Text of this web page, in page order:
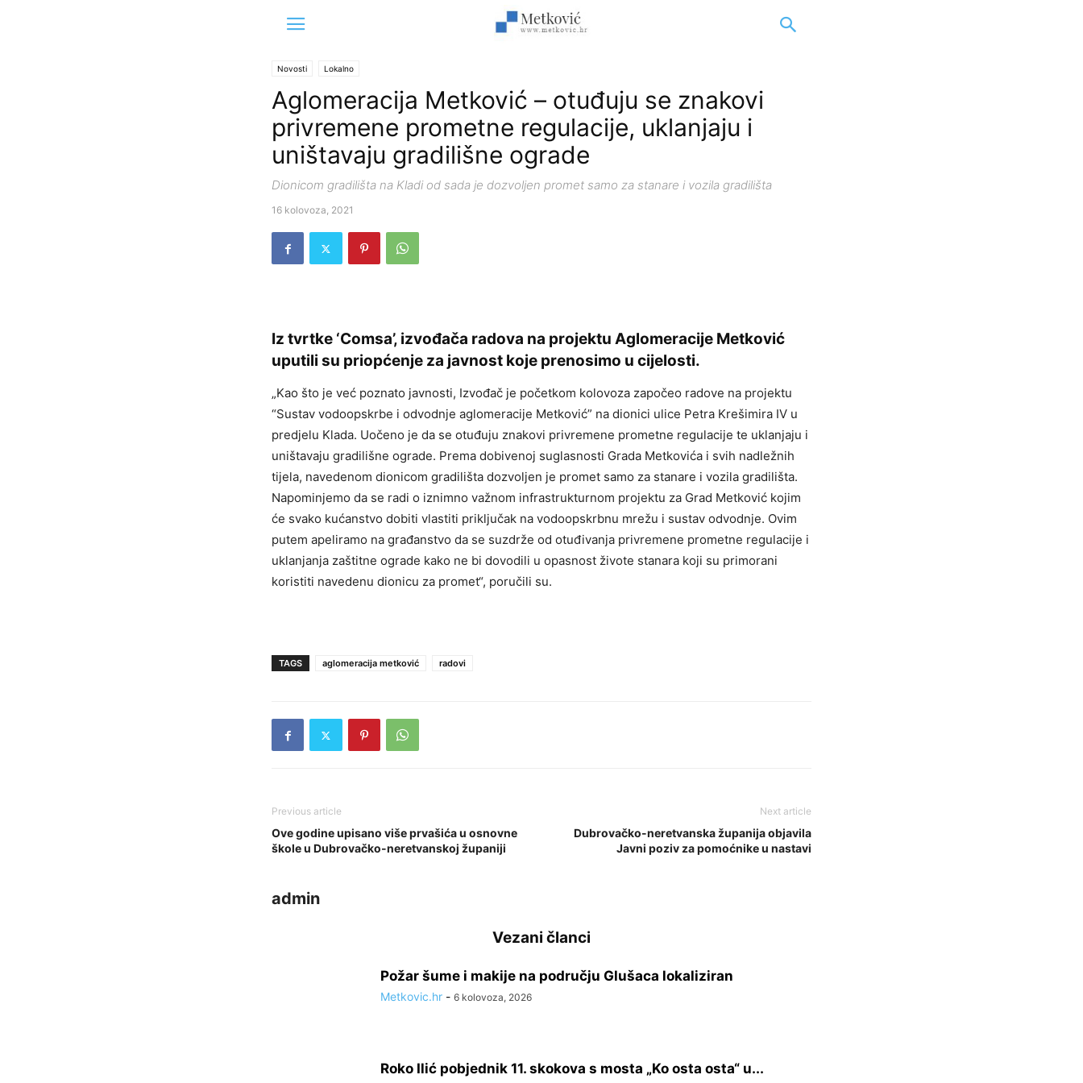
Novosti Lokalno
Aglomeracija Metković – otuđuju se znakovi
privremene prometne regulacije, uklanjaju i
uništavaju gradilišne ograde
Dionicom gradilišta na Kladi od sada je dozvoljen promet samo za stanare i vozila gradilišta
16 kolovoza, 2021
Iz tvrtke ‘Comsa’, izvođača radova na projektu Aglomeracije Metković
uputili su priopćenje za javnost koje prenosimo u cijelosti.
„Kao što je već poznato javnosti, Izvođač je početkom kolovoza započeo radove na projektu
“Sustav vodoopskrbe i odvodnje aglomeracije Metković” na dionici ulice Petra Krešimira IV u
predjelu Klada. Uočeno je da se otuđuju znakovi privremene prometne regulacije te uklanjaju i
uništavaju gradilišne ograde. Prema dobivenoj suglasnosti Grada Metkovića i svih nadležnih
tijela, navedenom dionicom gradilišta dozvoljen je promet samo za stanare i vozila gradilišta.
Napominjemo da se radi o iznimno važnom infrastrukturnom projektu za Grad Metković kojim
će svako kućanstvo dobiti vlastiti priključak na vodoopskrbnu mrežu i sustav odvodnje. Ovim
putem apeliramo na građanstvo da se suzdrže od otuđivanja privremene prometne regulacije i
uklanjanja zaštitne ograde kako ne bi dovodili u opasnost živote stanara koji su primorani
koristiti navedenu dionicu za promet“, poručili su.
TAGS aglomeracija metković radovi
Previous article
Ove godine upisano više prvašića u osnovne
škole u Dubrovačko-neretvanskoj županiji
Next article
Dubrovačko-neretvanska županija objavila
Javni poziv za pomoćnike u nastavi
admin
Vezani članci
Požar šume i makije na području Glušaca lokaliziran
Metkovic.hr - 6 kolovoza, 2026
Roko Ilić pobjednik 11. skokova s mosta „Ko osta osta“ u...